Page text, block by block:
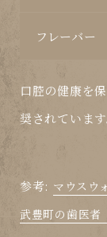
フレーバー
口腔の健康を保
奨されています
参考: マウスウ
武豊町の歯医者